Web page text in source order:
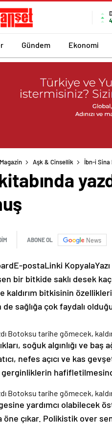
Gündem Ekonomi
Magazin Aşk & Cinsellik İbn-i Sina
ABONE OL News
E-postaLinki Kopyala
bir bitkide saklı desek
kaldırım bitkisinin
sağlığa çok faydalı
soğuk algınlığı ve
nefes açıcı ve kas
gerginliklerin
yardımcı olabilecek
öne çıkar. Polikistik over